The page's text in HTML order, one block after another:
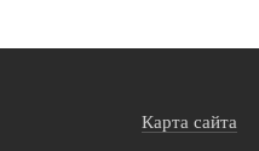
Карта сайта